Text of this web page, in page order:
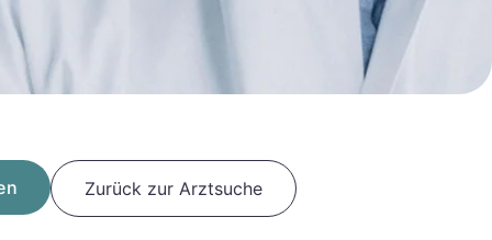
Zurück zur Arztsuche